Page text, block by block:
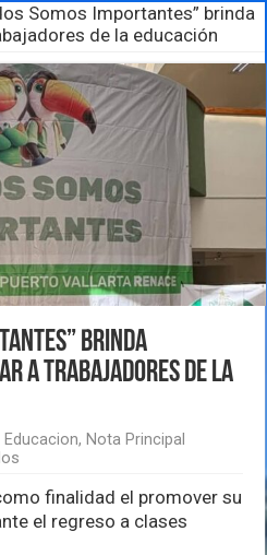
Somos Importantes” brinda
de la educación
brinda
a trabajadores de la
Educacion, Nota Principal
Somos
Importantes”
brinda
finalidad el promover su
el regreso a clases